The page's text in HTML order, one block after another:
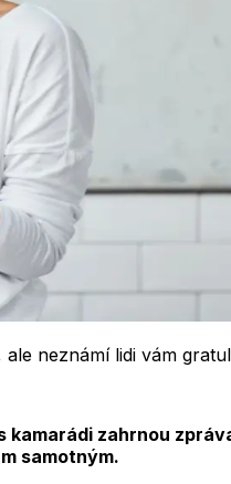
neznámí lidi vám
zahrnou
samotným.